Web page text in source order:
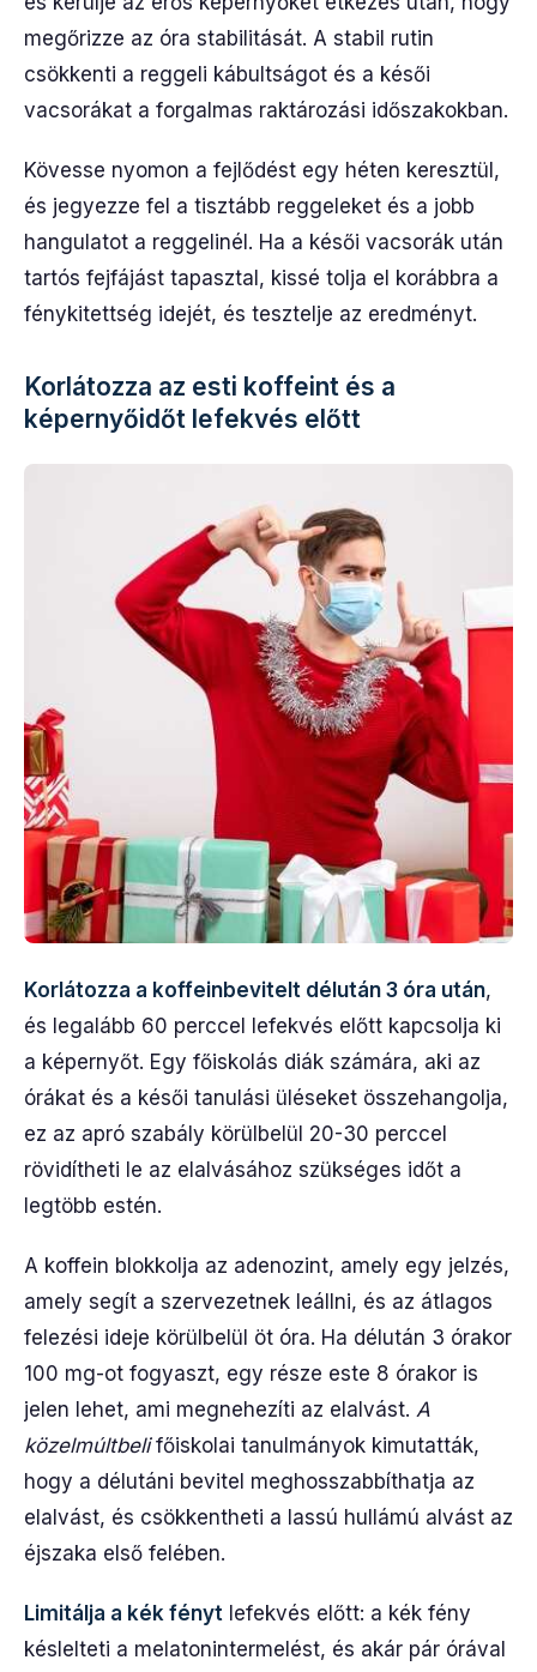
megőrizze az óra stabilitását. A stabil rutin
csökkenti a reggeli kábultságot és a késői
vacsorákat a forgalmas raktározási időszakokban.
Kövesse nyomon a fejlődést egy héten keresztül,
és jegyezze fel a tisztább reggeleket és a jobb
hangulatot a reggelinél. Ha a késői vacsorák után
tartós fejfájást tapasztal, kissé tolja el korábbra a
fénykitettség idejét, és tesztelje az eredményt.
Korlátozza az esti koffeint és a
képernyőidőt lefekvés előtt
Korlátozza a koffeinbevitelt délután 3 óra után,
és legalább 60 perccel lefekvés előtt kapcsolja ki
a képernyőt. Egy főiskolás diák számára, aki az
órákat és a késői tanulási üléseket összehangolja,
ez az apró szabály körülbelül 20-30 perccel
rövidítheti le az elalvásához szükséges időt a
legtöbb estén.
A koffein blokkolja az adenozint, amely egy jelzés,
amely segít a szervezetnek leállni, és az átlagos
felezési ideje körülbelül öt óra. Ha délután 3 órakor
100 mg-ot fogyaszt, egy része este 8 órakor is
jelen lehet, ami megnehezíti az elalvást. A
közelmúltbelifőiskolai tanulmányok kimutatták,
hogy a délutáni bevitel meghosszabbíthatja az
elalvást, és csökkentheti a lassú hullámú alvást az
éjszaka első felében.
Limitálja a kék fényt lefekvés előtt: a kék fény
késlelteti a melatonintermelést, és akár pár órával